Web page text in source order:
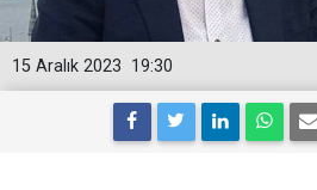
19:30
15 Aralık 2023